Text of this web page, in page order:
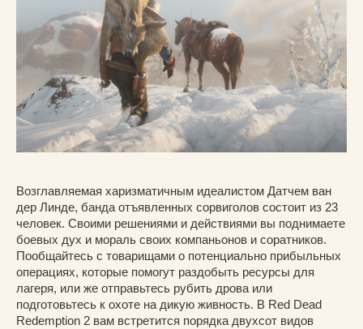
Возглавляемая харизматичным идеалистом Датчем ван
дер Линде, банда отъявленных сорвиголов состоит из 23
человек. Своими решениями и действиями вы поднимаете
боевых дух и мораль своих компаньонов и соратников.
Пообщайтесь с товарищами о потенциально прибыльных
операциях, которые помогут раздобыть ресурсы для
лагеря, или же отправьтесь рубить дрова или
подготовьтесь к охоте на дикую живность. В Red Dead
Redemption 2 вам встретится порядка двухсот видов